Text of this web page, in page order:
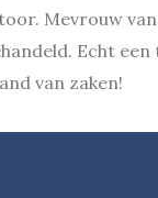
Mevrouw
Echt
van zaken!